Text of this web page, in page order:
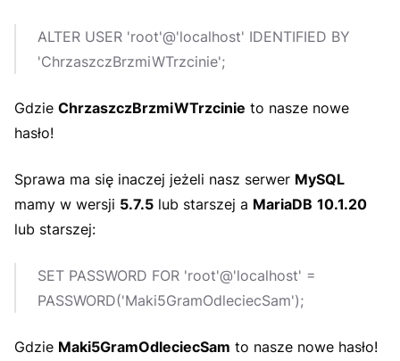
ALTER USER 'root'@'localhost' IDENTIFIED BY
'ChrzaszczBrzmiWTrzcinie';
Gdzie ChrzaszczBrzmiWTrzcinie to nasze nowe
hasło!
Sprawa ma się inaczej jeżeli nasz serwer MySQL
mamy w wersji 5.7.5 lub starszej a MariaDB 10.1.20
lub starszej:
SET PASSWORD FOR 'root'@'localhost' =
PASSWORD('Maki5GramOdleciecSam');
Gdzie Maki5GramOdleciecSam to nasze nowe hasło!